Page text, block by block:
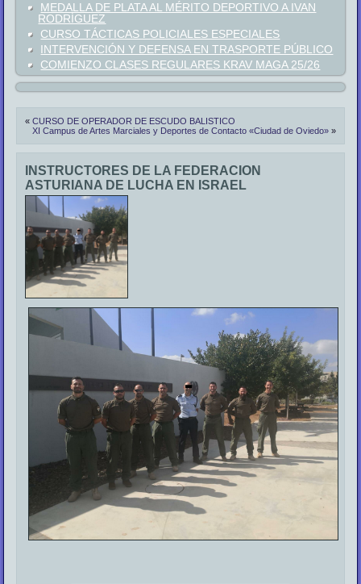
MEDALLA DE PLATA AL MÉRITO DEPORTIVO A IVAN
RODRÍGUEZ
CURSO TÁCTICAS POLICIALES ESPECIALES
INTERVENCIÓN Y DEFENSA EN TRASPORTE PÚBLICO
COMIENZO CLASES REGULARES KRAV MAGA 25/26
«CURSO DE OPERADOR DE ESCUDO BALISTICO
XI Campus de Artes Marciales y Deportes de Contacto «Ciudad de Oviedo»»
INSTRUCTORES DE LA FEDERACION
ASTURIANA DE LUCHA EN ISRAEL